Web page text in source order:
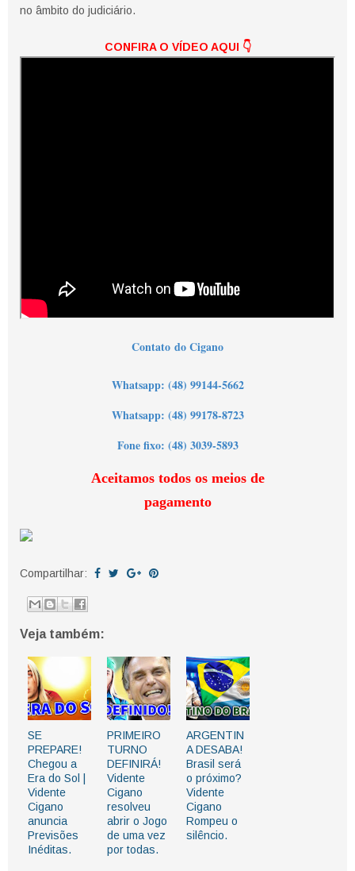
no âmbito do judiciário.
CONFIRA O VÍDEO AQUI 👇
Contato do Cigano
Whatsapp: (48) 99144-5662
Whatsapp: (48) 99178-8723
Fone fixo: (48) 3039-5893
Aceitamos todos os meios de
pagamento
Compartilhar:
Veja também:
SE
PREPARE!
Chegou a
Era do Sol |
Vidente
Cigano
anuncia
Previsões
Inéditas.
PRIMEIRO
TURNO
DEFINIRÁ!
Vidente
Cigano
resolveu
abrir o Jogo
de uma vez
por todas.
ARGENTIN
A DESABA!
Brasil será
o próximo?
Vidente
Cigano
Rompeu o
silêncio.